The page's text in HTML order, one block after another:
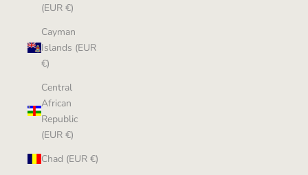
(EUR €)
Cayman
Islands (EUR
€)
Central
African
Republic
(EUR €)
Chad (EUR €)